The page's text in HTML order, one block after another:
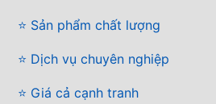
⭐ Sản phẩm chất lượng
⭐ Dịch vụ chuyên nghiệp
⭐ Giá cả cạnh tranh